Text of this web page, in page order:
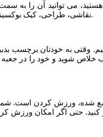
می توانید آن را به
نقاشی، طراحی، کیک بوکسینگ، یوگا یا هر چیزی که به آزاد شدن انرژی فروخورده شما کمک می کند، بپردازید.
به خودتان برچسب
خلاص شوید و خود را در
ورزش کردن است. شما
حتی اگر امکان ورزش